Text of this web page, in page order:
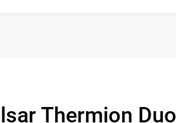
Thermion Duo